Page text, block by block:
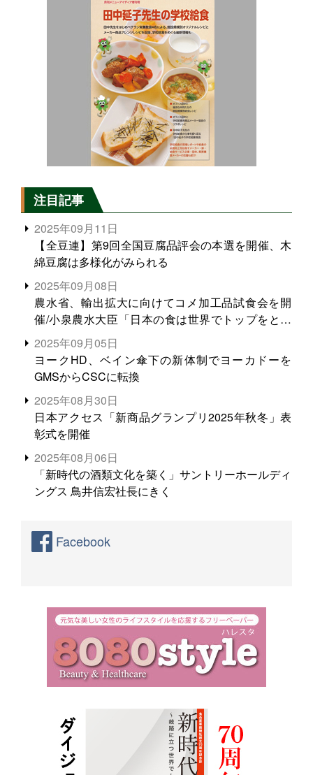
注目記事
2025年09月11日
【全豆連】第9回全国豆腐品評会の本選を開催、木
綿豆腐は多様化がみられる
2025年09月08日
農水省、輸出拡大に向けてコメ加工品試食会を開
催/小泉農水大臣「日本の食は世界でトップをとれ
る。米増産に向けて、米輸出需要の拡大を」
2025年09月05日
ヨークHD、ベイン傘下の新体制でヨーカドーを
GMSからCSCに転換
2025年08月30日
日本アクセス「新商品グランプリ2025年秋冬」表
彰式を開催
2025年08月06日
「新時代の酒類文化を築く」サントリーホールディ
ングス 鳥井信宏社長にきく
Facebook